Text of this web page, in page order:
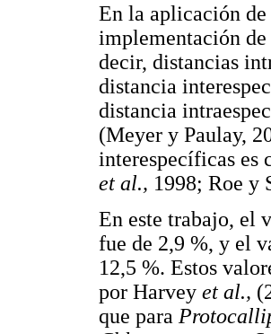
En la aplicación de
implementación de
decir, distancias
distancia
distancia
(Meyer y Paulay,
interespecíficas es
et al., 1998; Roe y
En este trabajo, el
fue de 2,9 %, y el
12,5 %. Estos
por Harvey et al.,
que para